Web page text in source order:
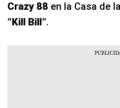
Crazy 88 en la Casa de
“Kill Bill”.